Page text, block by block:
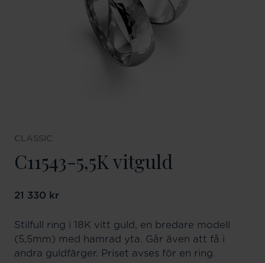
CLASSIC
C11543-5,5K vitguld
Pris:21 330 kr
21 330 kr
Stilfull ring i 18K vitt guld, en bredare modell
(5,5mm) med hamrad yta. Går även att få i
andra guldfärger. Priset avses för en ring.